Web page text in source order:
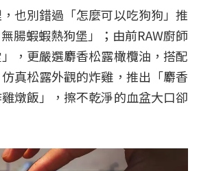
也別錯過「怎麼可以吃狗狗」推
腸蝦蝦熱狗堡」；由前RAW廚師
，更嚴選麝香松露橄欖油，搭配
真松露外觀的炸雞，推出「麝香
燉飯」，擦不乾淨的血盆大口卻